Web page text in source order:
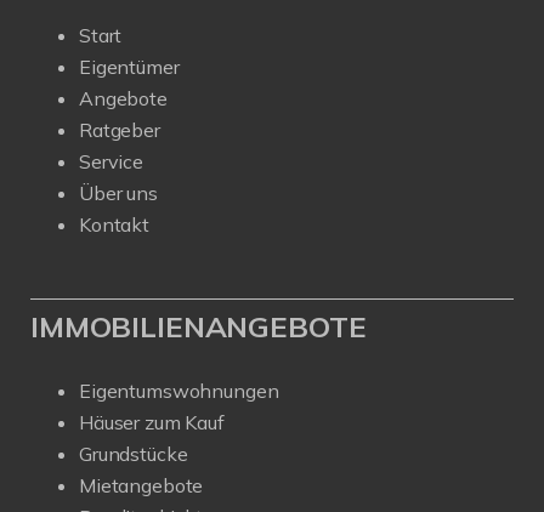
Start
Eigentümer
Angebote
Ratgeber
Service
Über uns
Kontakt
IMMOBILIENANGEBOTE
Eigentumswohnungen
Häuser zum Kauf
Grundstücke
Mietangebote